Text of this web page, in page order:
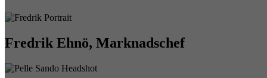
Fredrik Ehnö, Marknadschef